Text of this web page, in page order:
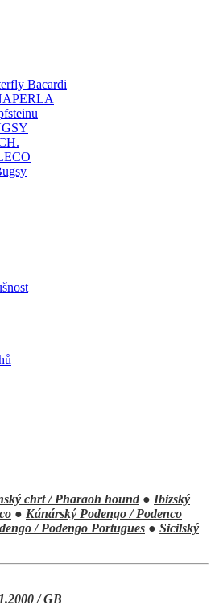
Bacardi
chrt / Pharaoh hound ● Ibizský
● Kánárský Podengo / Podenco
/ Podengo Portugues ● Sicilský
/ GB